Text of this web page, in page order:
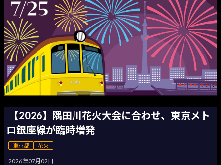
【2026】隅田川花火大会に合わせ、東京メト
ロ銀座線が臨時増発
東京都 花火
2026年07月02日